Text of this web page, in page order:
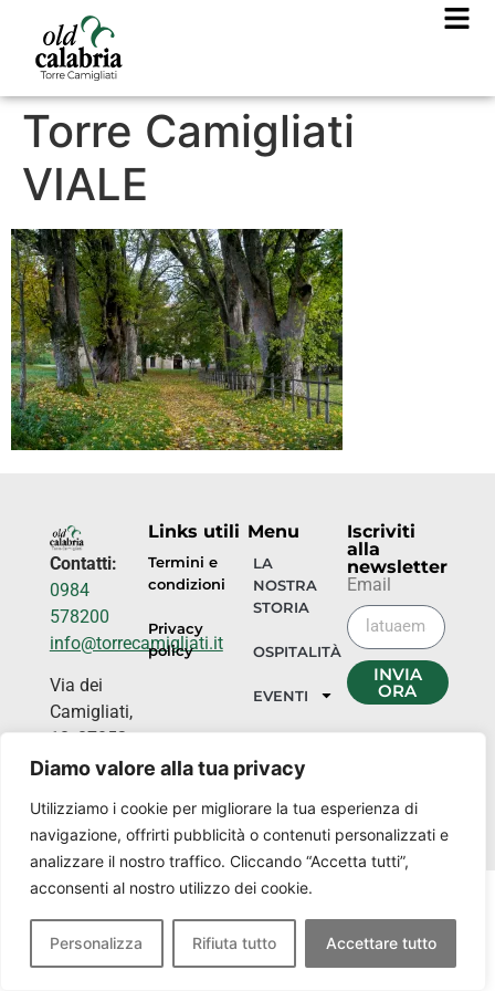
Diamo valore alla tua privacy
Utilizziamo i cookie per migliorare la tua esperienza di
navigazione, offrirti pubblicità o contenuti personalizzati e
analizzare il nostro traffico. Cliccando “Accetta tutti”,
acconsenti al nostro utilizzo dei cookie.
Personalizza Rifiuta tutto Accettare tutto
Torre Camigliati
VIALE
Contatti:
0984
578200
info@torrecamigliati.it
Via dei
Camigliati,
18, 87052
Camigliatello
Links utili
Termini e
condizioni
Privacy
policy
Menu
LA
NOSTRA
STORIA
OSPITALITÀ
EVENTI
NOSTRI
LUOGHI
Iscriviti
alla
newsletter
Email
INVIA
ORA